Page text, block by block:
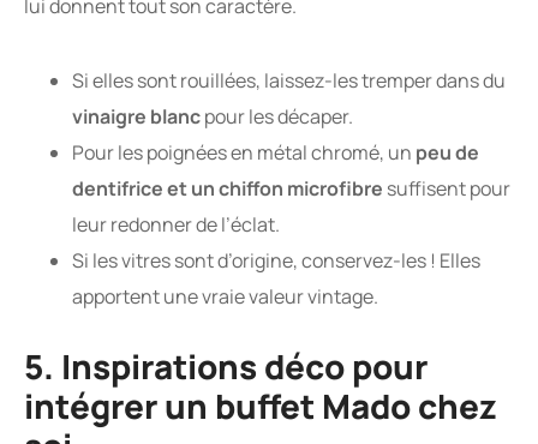
lui donnent tout son caractère.
Si elles sont rouillées, laissez-les tremper dans du
vinaigre blancpour les décaper.
Pour les poignées en métal chromé, un peu de
dentifrice et un chiffon microfibre suffisent pour
leur redonner de l’éclat.
Si les vitres sont d’origine, conservez-les ! Elles
apportent une vraie valeur vintage.
5. Inspirations déco pour
intégrer un buffet Mado chez